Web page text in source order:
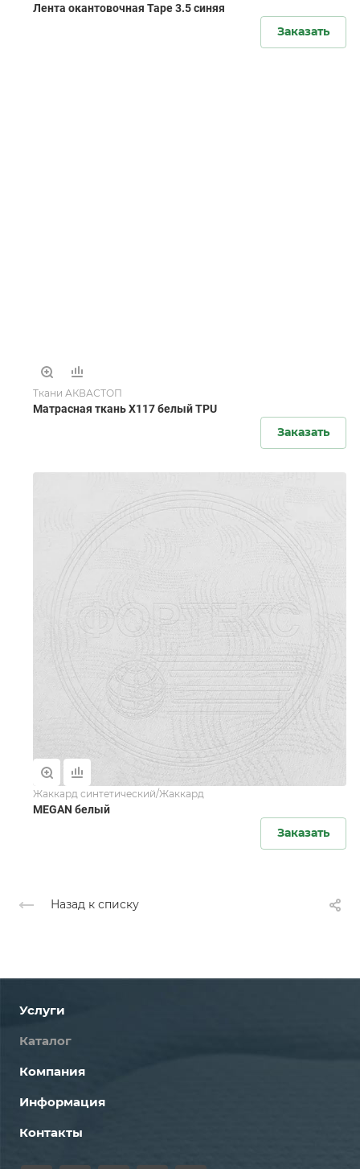
Лента окантовочная Tape 3.5 синяя
Заказать
Ткани АКВАСТОП
Матрасная ткань X117 белый TPU
Заказать
Жаккард синтетический/Жаккард
MEGAN белый
Заказать
Назад к списку
Услуги
Каталог
Компания
Информация
Контакты